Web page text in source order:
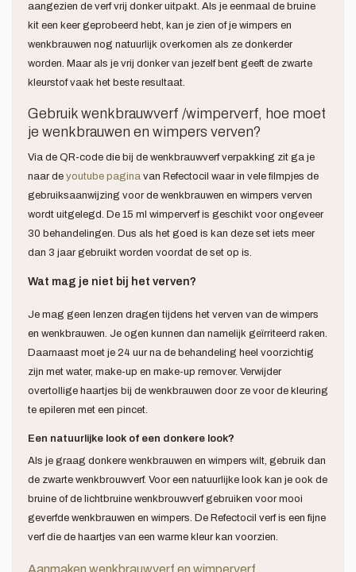
aangezien de verf vrij donker uitpakt. Als je eenmaal de bruine
kit een keer geprobeerd hebt, kan je zien of je wimpers en
wenkbrauwen nog natuurlijk overkomen als ze donkerder
worden. Maar als je vrij donker van jezelf bent geeft de zwarte
kleurstof vaak het beste resultaat.
Gebruik wenkbrauwverf /wimperverf, hoe moet
je wenkbrauwen en wimpers verven?
Via de QR-code die bij de wenkbrauwverf verpakking zit ga je
naar de youtube pagina van Refectocil waar in vele filmpjes de
gebruiksaanwijzing voor de wenkbrauwen en wimpers verven
wordt uitgelegd. De 15 ml wimperverf is geschikt voor ongeveer
30 behandelingen. Dus als het goed is kan deze set iets meer
dan 3 jaar gebruikt worden voordat de set op is.
Wat mag je niet bij het verven?
Je mag geen lenzen dragen tijdens het verven van de wimpers
en wenkbrauwen. Je ogen kunnen dan namelijk geïrriteerd raken.
Daarnaast moet je 24 uur na de behandeling heel voorzichtig
zijn met water, make-up en make-up remover. Verwijder
overtollige haartjes bij de wenkbrauwen door ze voor de kleuring
te epileren met een pincet.
Een natuurlijke look of een donkere look?
Als je graag donkere wenkbrauwen en wimpers wilt, gebruik dan
de zwarte wenkbrouwverf. Voor een natuurlijke look kan je ook de
bruine of de lichtbruine wenkbrouwverf gebruiken voor mooi
geverfde wenkbrauwen en wimpers. De Refectocil verf is een fijne
verf die de haartjes van een warme kleur kan voorzien.
Aanmaken wenkbrauwverf en wimperverf